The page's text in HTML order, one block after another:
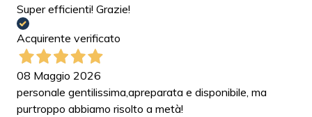
Super efficienti! Grazie!
Acquirente verificato
08 Maggio 2026
personale gentilissima,apreparata e disponibile, ma
purtroppo abbiamo risolto a metà!